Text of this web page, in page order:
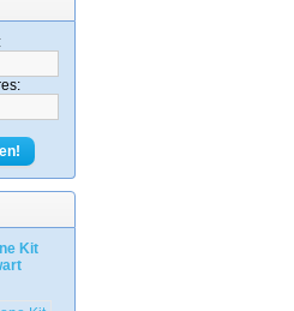
Kit